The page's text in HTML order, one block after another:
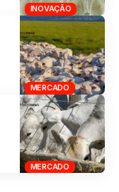
INOVAÇÃO
MERCADO
MERCADO